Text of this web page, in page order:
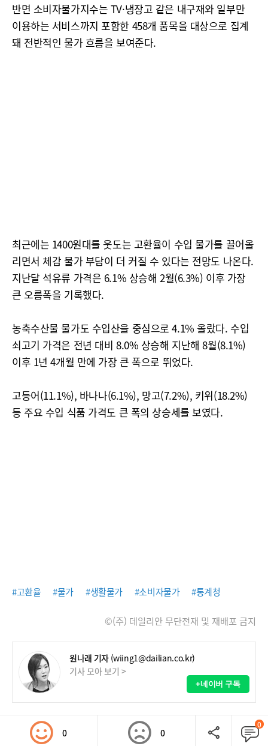
반면 소비자물가지수는 TV·냉장고 같은 내구재와 일부만
이용하는 서비스까지 포함한 458개 품목을 대상으로 집계
돼 전반적인 물가 흐름을 보여준다.
최근에는 1400원대를 웃도는 고환율이 수입 물가를 끌어올
리면서 체감 물가 부담이 더 커질 수 있다는 전망도 나온다.
지난달 석유류 가격은 6.1% 상승해 2월(6.3%) 이후 가장
큰 오름폭을 기록했다.
농축수산물 물가도 수입산을 중심으로 4.1% 올랐다. 수입
쇠고기 가격은 전년 대비 8.0% 상승해 지난해 8월(8.1%)
이후 1년 4개월 만에 가장 큰 폭으로 뛰었다.
고등어(11.1%), 바나나(6.1%), 망고(7.2%), 키위(18.2%)
등 주요 수입 식품 가격도 큰 폭의 상승세를 보였다.
#고환율 #물가 #생활물가 #소비자물가 #통계청
©(주) 데일리안 무단전재 및 재배포 금지
원나래 기자 (wiing1@dailian.co.kr)
기사 모아 보기 >
+네이버 구독
0 0
0